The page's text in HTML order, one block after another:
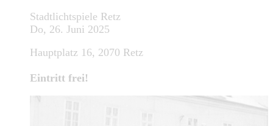
Stadtlichtspiele Retz
Do, 26. Juni 2025
Hauptplatz 16, 2070 Retz
Eintritt frei!